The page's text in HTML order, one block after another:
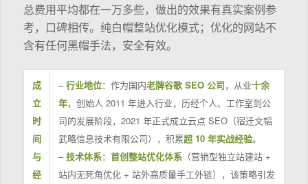
总费用平均都在一万多些，做出的效果有真实案例参
考，口碑相传。纯白帽整站优化模式；优化的网站不
含有任何黑帽手法，安全有效。
成
立
时
间
与
经
–行业地位：作为国内老牌谷歌 SEO 公司，从业十余
年，创始人 2011 年进入行业，历经个人、工作室到公
司的发展阶段，2021 年正式成立云点 SEO（宿迁文韬
武略信息技术有限公司），积累超 10 年实战经验。
–技术体系： 首创整站优化体系（营销型独立站建站 +
站内无死角优化 + 站外高质量手工外链），该策略引发